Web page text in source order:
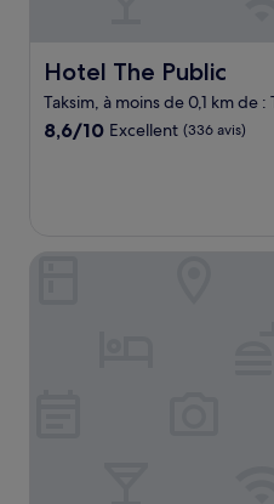
Hotel The Public
Hotel The Public
Taksim, à moins de 0,1 km de
8.6
8,6/10 Excellent (336 avis)